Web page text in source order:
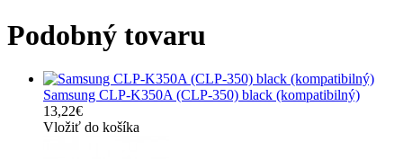
Podobný tovaru
Samsung CLP-K350A (CLP-350) black (kompatibilný)
13,22€
Vložiť do košíka